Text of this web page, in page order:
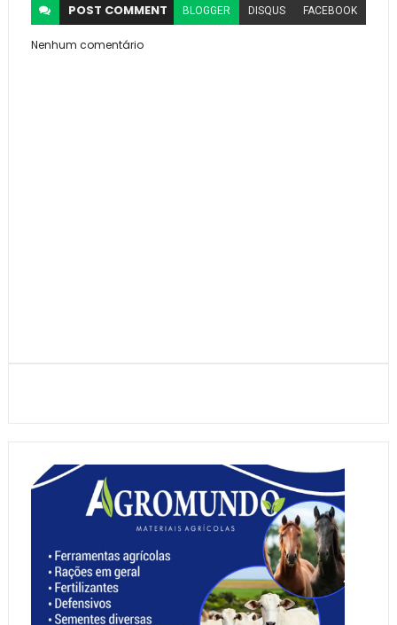
POST COMMENT BLOGGER DISQUS FACEBOOK
Nenhum comentário